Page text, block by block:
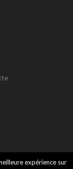
expérience sur